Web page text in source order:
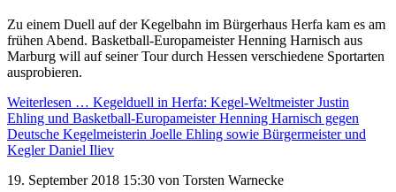
Zu einem Duell auf der Kegelbahn im Bürgerhaus Herfa kam es am
frühen Abend. Basketball-Europameister Henning Harnisch aus
Marburg will auf seiner Tour durch Hessen verschiedene Sportarten
ausprobieren.
Weiterlesen … Kegelduell in Herfa: Kegel-Weltmeister Justin
Ehling und Basketball-Europameister Henning Harnisch gegen
Deutsche Kegelmeisterin Joelle Ehling sowie Bürgermeister und
Kegler Daniel Iliev
19. September 2018 15:30 von Torsten Warnecke